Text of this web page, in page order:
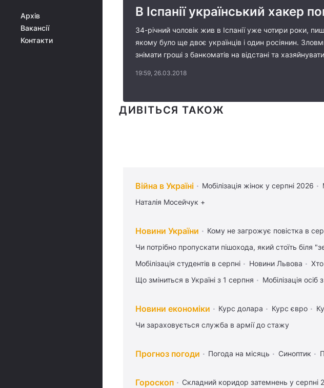
Архів
Вакансії
Контакти
В Іспанії український хакер
34-річний чоловік жив в Іспанії уже чотири роки,
якому було ще двоє українців і один росіянин.
знімати гроші з банкоматів на відстані та
19:59, 26.03.2018
ДИВІТЬСЯ ТАКОЖ
Війна в Україні Мобілізація жінок у серпні 2026
Наталія Мосейчук +
Новини України Кому не загрожує повістка в
Чи потрібно пропускати пішохода, який стоїть біля
Мобілізація студентів в серпні
Новини Львова
Що зміниться в Україні з 1 серпня
Мобілізація осіб
Новини економіки Курс долара Курс євро
Чи зараховується служба в армії до стажу
Прогноз погоди Погода на місяць Синоптик
Гороскоп Складний коридор затемнень у серпні